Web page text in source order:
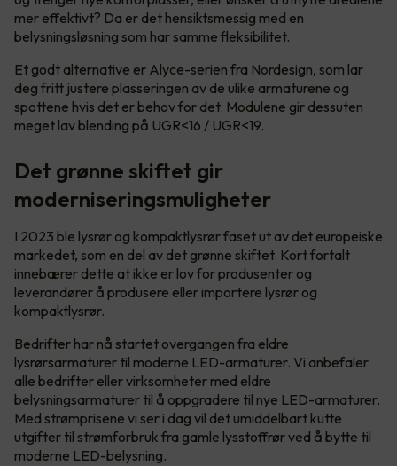
mer effektivt? Da er det hensiktsmessig med en
belysningsløsning som har samme fleksibilitet.
Et godt alternative er Alyce-serien fra Nordesign, som lar
deg fritt justere plasseringen av de ulike armaturene og
spottene hvis det er behov for det. Modulene gir dessuten
meget lav blending på UGR<16 / UGR<19.
Det grønne skiftet gir
moderniseringsmuligheter
I 2023 ble lysrør og kompaktlysrør faset ut av det europeiske
markedet, som en del av det grønne skiftet. Kort fortalt
innebærer dette at ikke er lov for produsenter og
leverandører å produsere eller importere lysrør og
kompaktlysrør.
Bedrifter har nå startet overgangen fra eldre
lysrørsarmaturer til moderne LED-armaturer. Vi anbefaler
alle bedrifter eller virksomheter med eldre
belysningsarmaturer til å oppgradere til nye LED-armaturer.
Med strømprisene vi ser i dag vil det umiddelbart kutte
utgifter til strømforbruk fra gamle lysstoffrør ved å bytte til
moderne LED-belysning.